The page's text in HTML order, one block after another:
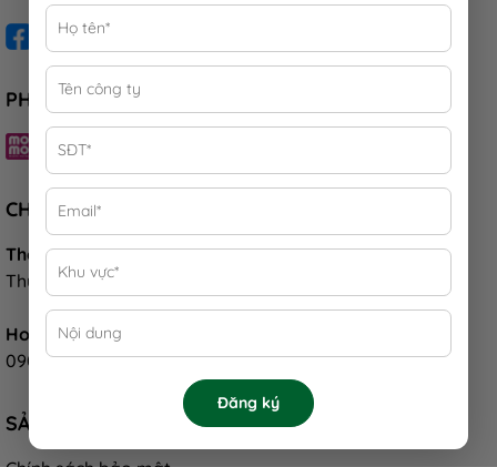
Đăng ký
PHƯƠNG THỨC THANH TOÁN
CHĂM SÓC KHÁCH HÀNG
Thời gian hỗ trợ:
Thứ 02 - Thứ 07: 08:00 - 17:00
Hotline:
0901 300 084
SẢN PHẨM